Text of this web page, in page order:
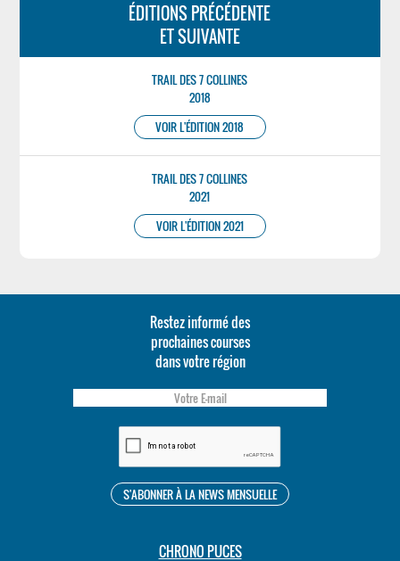
ÉDITIONS PRÉCÉDENTE
ET SUIVANTE
TRAIL DES 7 COLLINES
2018
VOIR L'ÉDITION 2018
TRAIL DES 7 COLLINES
2021
VOIR L'ÉDITION 2021
Restez informé des
prochaines courses
dans votre région
CHRONO PUCES